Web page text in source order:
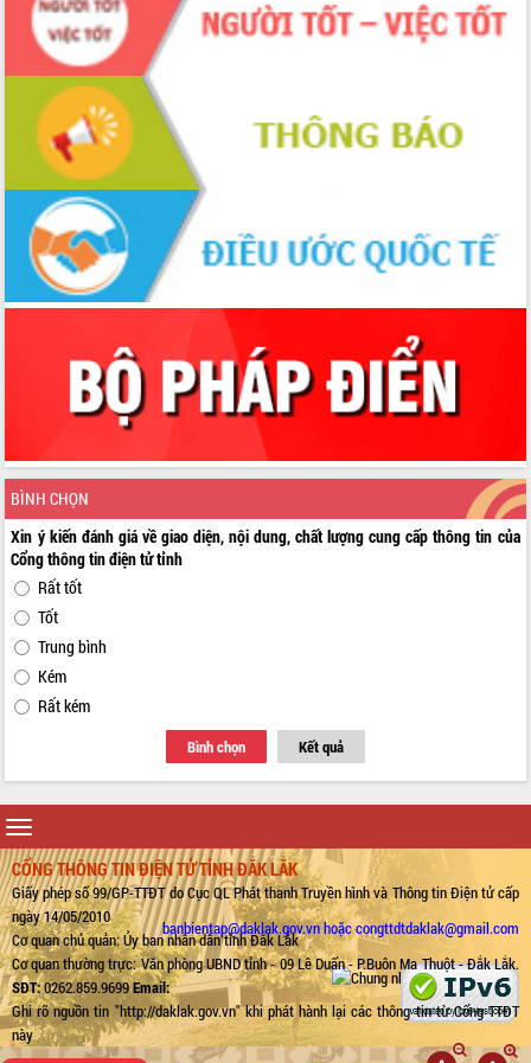
BÌNH CHỌN
Xin ý kiến đánh giá về giao diện, nội dung, chất lượng cung cấp thông tin của
Cổng thông tin điện tử tỉnh
Rất tốt
Tốt
Trung bình
Kém
Rất kém
Bình chọn Kết quả
Toggle
navigation
CỔNG THÔNG TIN ĐIỆN TỬ TỈNH ĐẮK LẮK
Giấy phép số 99/GP-TTĐT do Cục QL Phát thanh Truyền hình và Thông tin Điện tử cấp
ngày 14/05/2010
Cơ quan chủ quản: Ủy ban nhân dân tỉnh Đắk Lắk
Cơ quan thường trực: Văn phòng UBND tỉnh - 09 Lê Duẩn - P.Buôn Ma Thuột - Đắk Lắk.
SĐT:0262.859.9699Email:
banbientap@daklak.gov.vn hoặc congttdtdaklak@gmail.com
Ghi rõ nguồn tin "http://daklak.gov.vn" khi phát hành lại các thông tin từ Cổng TTĐT
này